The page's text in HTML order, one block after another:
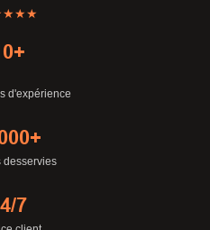
d'expérience
desservies
7